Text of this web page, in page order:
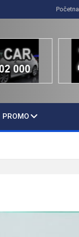
Početna
PROMO